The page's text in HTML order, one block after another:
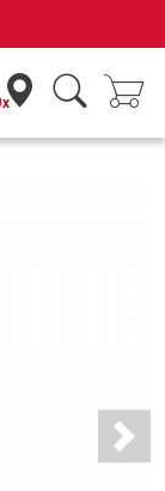
for 42 years
Next